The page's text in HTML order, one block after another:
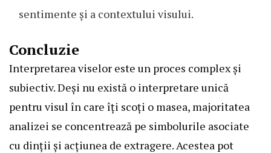
sentimente și a contextului visului.
Concluzie
Interpretarea viselor este un proces complex și
subiectiv. Deși nu există o interpretare unică
pentru visul în care îți scoți o masea, majoritatea
analizei se concentrează pe simbolurile asociate
cu dinții și acțiunea de extragere. Acestea pot